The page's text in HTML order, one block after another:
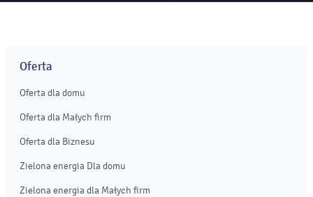
Oferta
Oferta dla domu
Oferta dla Małych firm
Oferta dla Biznesu
Zielona energia Dla domu
Zielona energia dla Małych firm